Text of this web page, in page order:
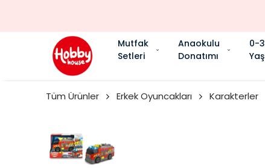
Mutfak
Setleri
Anaokulu
Donatımı
0-3
Yaş
Tüm Ürünler Erkek Oyuncakları Karakterler